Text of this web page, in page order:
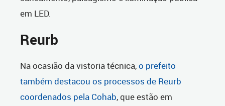
em LED.
Reurb
Na ocasião da vistoria técnica,o prefeito
também destacou os processos de Reurb
coordenados pela Cohab, que estão em